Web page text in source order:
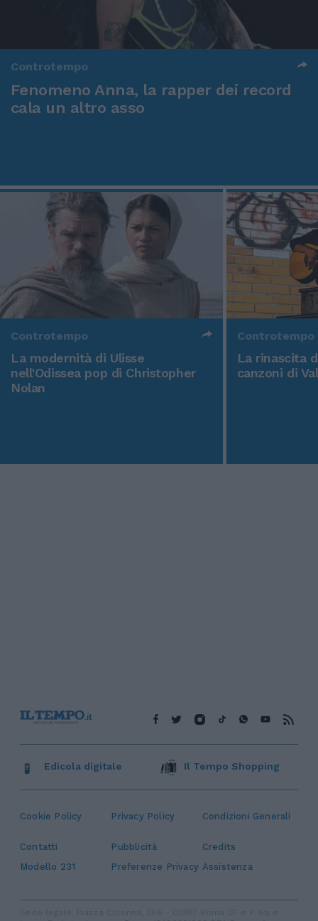
Controtempo
Fenomeno Anna, la rapper dei record
cala un altro asso
Controtempo
La modernità di Ulisse
nell'Odissea pop di Christopher
Nolan
Controtempo
La rinascita
canzoni di
Cookie Policy Privacy Policy Condizioni Generali
Contatti Pubblicità
Credits
Modello 231
Preferenze Privacy Assistenza
Edicola digitale Il Tempo Shopping